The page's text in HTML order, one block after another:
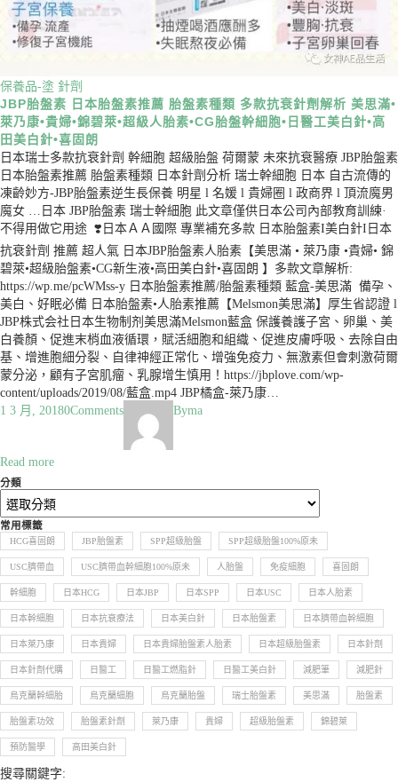
保養品-塗 針劑
JBP胎盤素 日本胎盤素推薦 胎盤素種類 多款抗衰針劑解析 美思滿•
萊乃康•貴婦•錦碧萊•超級人胎素•CG胎盤幹細胞•日醫工美白針•高
田美白針•喜固朗
日本瑞士多款抗衰針劑 幹細胞 超級胎盤 荷爾蒙 未來抗衰醫療 JBP胎盤素
日本胎盤素推薦 胎盤素種類 日本針劑分析 瑞士幹細胞 日本 自古流傳的
凍齡妙方-JBP胎盤素逆生長保養 明星 l 名媛 l 貴婦圈 l 政商界 l 頂流魔男
魔女 …日本 JBP胎盤素 瑞士幹細胞 此文章僅供日本公司內部教育訓練·
不得用做它用途 ❣️日本ＡＡ國際 專業補充多款 日本胎盤素I美白針I日本
抗衰針劑 推薦 超人氣 日本JBP胎盤素人胎素【美思滿 • 萊乃康 •貴婦• 錦
碧萊•超級胎盤素•CG新生液•高田美白針•喜固朗 】多款文章解析:
https://wp.me/pcWMss-y 日本胎盤素推薦/胎盤素種類 藍盒-美思滿 備孕、
美白、好眠必備 日本胎盤素•人胎素推薦【Melsmon美思滿】厚生省認證 l
JBP株式会社日本生物制剂美思滿Melsmon藍盒 保護養護子宮、卵巢、美
白養顏、促進末梢血液循環，賦活細胞和組織、促進皮膚呼吸、去除自由
基、增進胞細分裂、自律神經正常化、增強免疫力、無激素但會刺激荷爾
蒙分泌，顧有子宮肌瘤、乳腺增生慎用！https://jbplove.com/wp-
content/uploads/2019/08/藍盒.mp4 JBP橘盒-萊乃康…
1 3 月, 20180Comments Byma
Read more
分類
常用標籤
HCG喜固朗 JBP胎盤素 SPP超級胎盤 SPP超級胎盤100%原未
USC臍帶血 USC臍帶血幹細胞100%原未 人胎盤 免疫細胞 喜固朗
幹細胞 日本HCG 日本JBP 日本SPP 日本USC 日本人胎素
日本幹細胞 日本抗衰療法 日本美白針 日本胎盤素 日本臍帶血幹細胞
日本萊乃康 日本貴婦 日本貴婦胎盤素人胎素 日本超級胎盤素 日本針劑
日本針劑代購 日醫工 日醫工燃脂針 日醫工美白針 減肥筆 減肥針
烏克蘭幹細胎 烏克蘭細胞 烏克蘭胎盤 瑞士胎盤素 美思滿 胎盤素
胎盤素功效 胎盤素針劑 萊乃康 貴婦 超級胎盤素 錦碧萊
預防醫學 高田美白針
搜尋關鍵字: